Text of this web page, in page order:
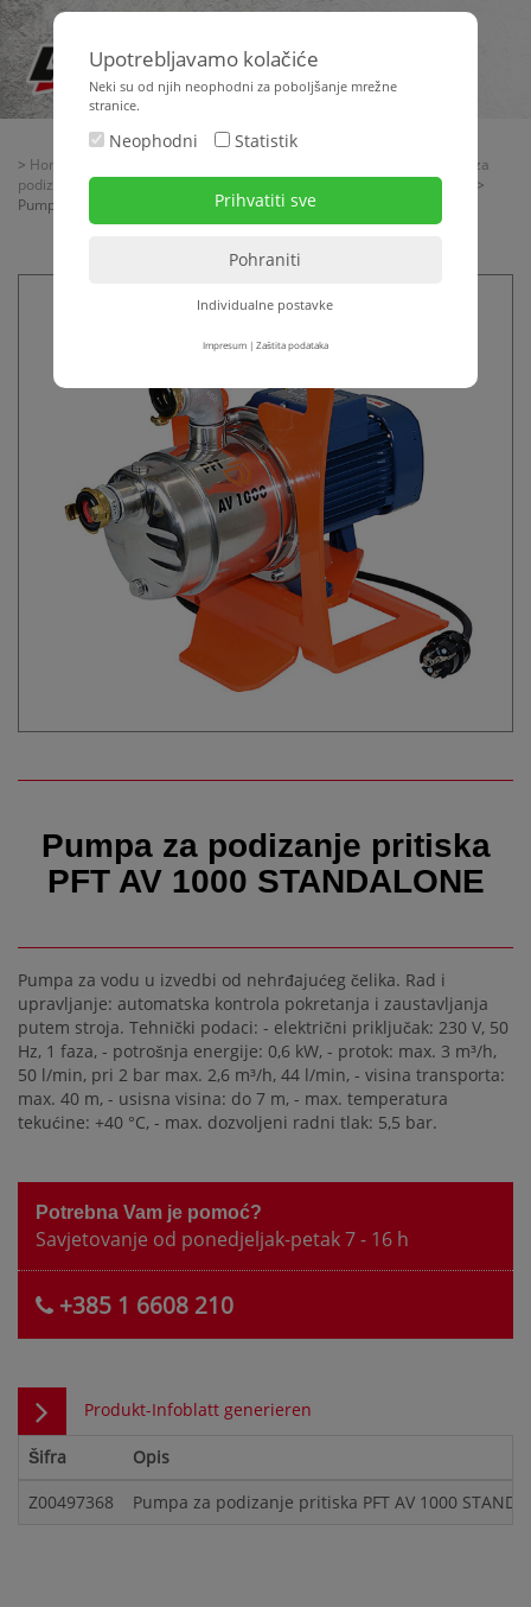
> Home
Pumpe za
podizanje pritiska - kompresori za zrak
Pumpe za podizanje pritiska
>
Pumpa za podizanje pritiska PFT AV 1000 STANDALONE
Pumpa za podizanje pritiska
PFT AV 1000 STANDALONE
Pumpa za vodu u izvedbi od nehrđajućeg čelika. Rad i
upravljanje: automatska kontrola pokretanja i zaustavljanja
putem stroja. Tehnički podaci: - električni priključak: 230 V, 50
Hz, 1 faza, - potrošnja energije: 0,6 kW, - protok: max. 3 m³/h,
50 l/min, pri 2 bar max. 2,6 m³/h, 44 l/min, - visina transporta:
max. 40 m, - usisna visina: do 7 m, - max. temperatura
tekućine: +40 °C, - max. dozvoljeni radni tlak: 5,5 bar.
Potrebna Vam je pomoć?
Savjetovanje od ponedjeljak-petak 7 - 16 h
+385 1 6608 210
Produkt-Infoblatt generieren
Šifra
Opis
Z00497368
Pumpa za podizanje pritiska PFT AV 1000
Upotrebljavamo kolačiće
Neki su od njih neophodni za poboljšanje mrežne
stranice.
Neophodni Statistik
Individualne postavke
Impresum| Zaštita podataka